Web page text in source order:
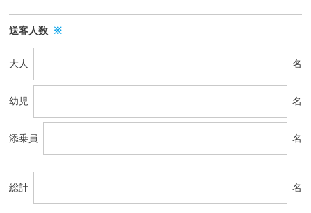
送客人数 ※
大人 名
幼児 名
添乗員 名
総計 名